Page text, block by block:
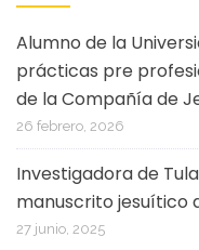
Alumno de la
prácticas pre
de la Compañía de
26 febrero, 2026
Investigadora de
manuscrito jesuítico
27 junio, 2025